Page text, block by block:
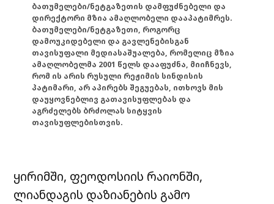
ბათუმელები/ნეტგაზეთის დამფუძნებელი და
დირექტორი მზია ამაღლობელი დააპატიმრეს.
ბათუმელები/ნეტგაზეთი, როგორც
დამოუკიდებელი და გავლენებისგან
თავისუფალი მედიასაშუალება, რომელიც მზია
ამაღლობელმა 2001 წელს დააფუძნა, მიიჩნევს,
რომ ის არის რუსული რეჟიმის სინდისის
პატიმარი, არ აპირებს შეგუებას, ითხოვს მის
დაუყოვნებლივ გათავისუფლებას და
აგრძელებს ბრძოლას სიტყვის
თავისუფლებისთვის.
ყირიმში, ფეოდოსიის რაიონში,
ლიანდაგის დაზიანების გამო